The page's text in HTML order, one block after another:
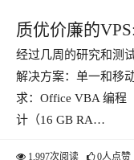
质优价廉的
经过几周的研究和测
解决方案：单一和移
求：Office VBA 编程
计（16 GB RA…
1,997次阅读 0人点赞